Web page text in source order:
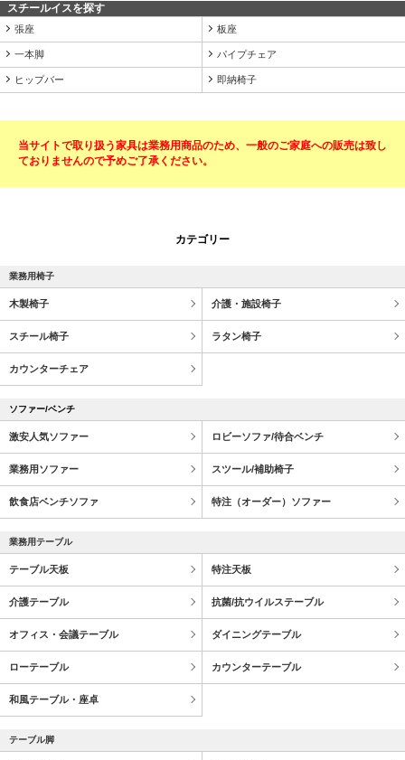
スチールイスを探す
張座 板座
一本脚 パイプチェア
ヒップバー 即納椅子
当サイトで取り扱う家具は業務用商品のため、一般のご家庭への販売は致し
ておりませんので予めご了承ください。
カテゴリー
業務用椅子
木製椅子 介護・施設椅子
スチール椅子 ラタン椅子
カウンターチェア
ソファー/ベンチ
激安人気ソファー ロビーソファ/待合ベンチ
業務用ソファー スツール/補助椅子
飲食店ベンチソファ 特注（オーダー）ソファー
業務用テーブル
テーブル天板 特注天板
介護テーブル 抗菌/抗ウイルステーブル
オフィス・会議テーブル ダイニングテーブル
ローテーブル カウンターテーブル
和風テーブル・座卓
テーブル脚